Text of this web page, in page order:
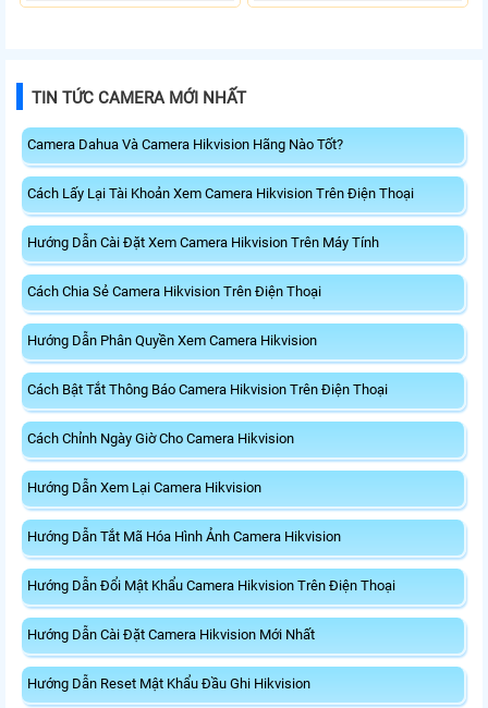
TIN TỨC CAMERA MỚI NHẤT
Camera Dahua Và Camera Hikvision Hãng Nào Tốt?
Cách Lấy Lại Tài Khoản Xem Camera Hikvision Trên Điện Thoại
Hướng Dẫn Cài Đặt Xem Camera Hikvision Trên Máy Tính
Cách Chia Sẻ Camera Hikvision Trên Điện Thoại
Hướng Dẫn Phân Quyền Xem Camera Hikvision
Cách Bật Tắt Thông Báo Camera Hikvision Trên Điện Thoại
Cách Chỉnh Ngày Giờ Cho Camera Hikvision
Hướng Dẫn Xem Lại Camera Hikvision
Hướng Dẫn Tắt Mã Hóa Hình Ảnh Camera Hikvision
Hướng Dẫn Đổi Mật Khẩu Camera Hikvision Trên Điện Thoại
Hướng Dẫn Cài Đặt Camera Hikvision Mới Nhất
Hướng Dẫn Reset Mật Khẩu Đầu Ghi Hikvision